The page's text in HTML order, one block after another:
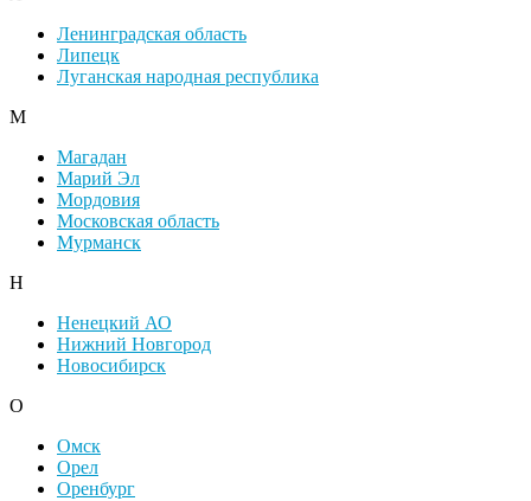
Ленинградская область
Липецк
Луганская народная республика
М
Магадан
Марий Эл
Мордовия
Московская область
Мурманск
Н
Ненецкий АО
Нижний Новгород
Новосибирск
О
Омск
Орел
Оренбург